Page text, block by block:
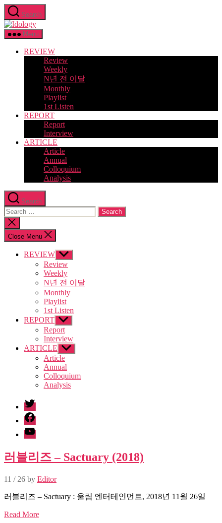
Skip
to
the
content
Search
Idology
Menu
REVIEW
Review
Weekly
N년 전 이달
Monthly
Playlist
1st Listen
REPORT
Report
Interview
ARTICLE
Article
Annual
Colloquium
Analysis
Search
Search
for:
Close
search
Close Menu
REVIEW Show
sub
menu
Review
Weekly
N년 전 이달
Monthly
Playlist
1st Listen
REPORT Show
sub
menu
Report
Interview
ARTICLE Show
sub
menu
Article
Annual
Colloquium
Analysis
twitter
facebook
Youtube
러블리즈 – Sactuary (2018)
11 / 26 by Editor
러블리즈 – Sactuary : 울림 엔터테인먼트, 2018년 11월 26일
Read More